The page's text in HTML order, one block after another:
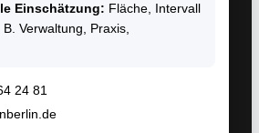
Einschätzung: Fläche, Intervall
Verwaltung, Praxis,
24 81